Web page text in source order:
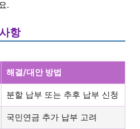
.
항
해결/대안 방법
분할 납부 또는 추후 납부 신청
국민연금 추가 납부 고려